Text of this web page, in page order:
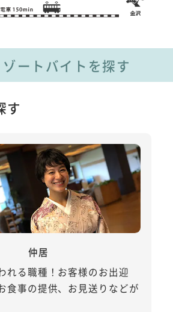
ートバイトを探す
す
仲居
れる職種！お客様のお出迎
食事の提供、お見送りなどが